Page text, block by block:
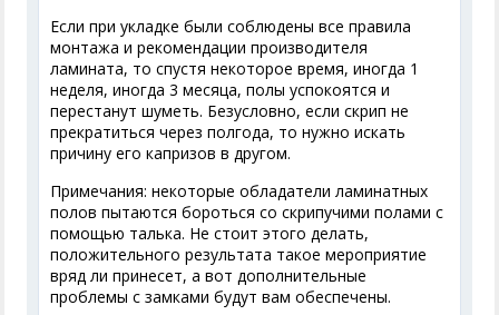
Если при укладке были соблюдены все правила
монтажа и рекомендации производителя
ламината, то спустя некоторое время, иногда 1
неделя, иногда 3 месяца, полы успокоятся и
перестанут шуметь. Безусловно, если скрип не
прекратиться через полгода, то нужно искать
причину его капризов в другом.
Примечания: некоторые обладатели ламинатных
полов пытаются бороться со скрипучими полами с
помощью талька. Не стоит этого делать,
положительного результата такое мероприятие
вряд ли принесет, а вот дополнительные
проблемы с замками будут вам обеспечены.